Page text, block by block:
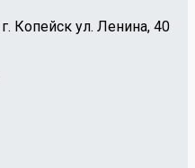
Копейск ул. Ленина, 40